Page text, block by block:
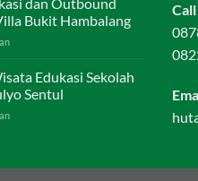
Camping
PGB
Bangau
di
Sentul
Eco
Edu
Bukit Hambalang
pada
Agro
Edukasi
dan
Outbound
Edukasi Sekolah
Sentul
pada